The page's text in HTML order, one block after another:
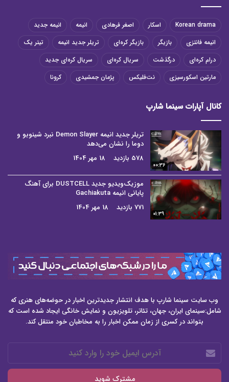
Korean drama اسکار اصغر فرهادی انیمه
انیمه جدید
انیمه فانتزی
بازیگر بازیگر کره‌ای تریلر جدید انیمه
تیتر یک
درام کره‌ای
درگذشت سریال کره‌ای
سریال کره‌ای جدید
مارتین اسکورسیزی
نت‌فلیکس پژمان جمشیدی کرونا
کانال آپارات سینما شارپ
00:36
تریلر جدید انیمه Demon Slayer نبرد شینوبو و
دوما را نشان می‌دهد
578 بازدید
18 مهر 1404
01:39
موزیک‌ویدیو جدید DUSTCELL برای آهنگ
پایانی انیمه Gachiakuta
771 بازدید
18 مهر 1404
وب سایت سینما شارپ با هدف انتشار جدیدترین اخبار در حوضه‌های هنری که
شامل:سینمای ایران، جهان، تئاتر، تلویزیون و نمایش خانگی ایجاد شده است که
بتواند در کسری از زمان ممکن اخبار را به مخاطبان خود منتقل کند.
آدرس
ایمیل
خود